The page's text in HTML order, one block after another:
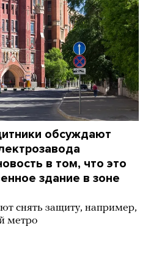
обсуждают
в том, что это
здание в зоне
снять защиту, например,
метро